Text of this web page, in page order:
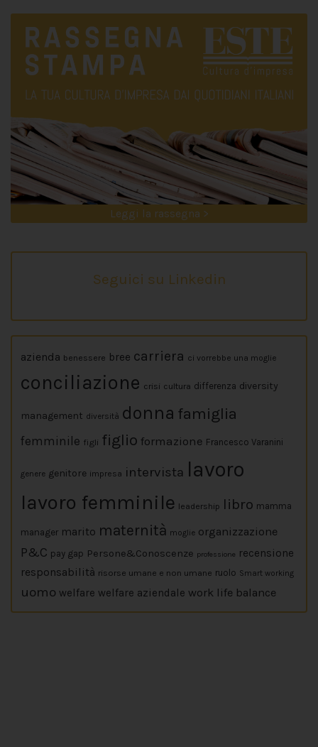
Leggi la rassegna >
Seguici su Linkedin
azienda benessere bree carriera ci vorrebbe una moglie
conciliazione crisi cultura differenza diversity
management diversità donna famiglia
femminile figli figlio formazione Francesco Varanini
genere genitore impresa intervista lavoro
lavoro femminile leadership libro mamma
manager marito maternità moglie organizzazione
P&C pay gap Persone&Conoscenze professione recensione
responsabilità risorse umane e non umane ruolo Smart working
uomo welfare welfare aziendale work life balance